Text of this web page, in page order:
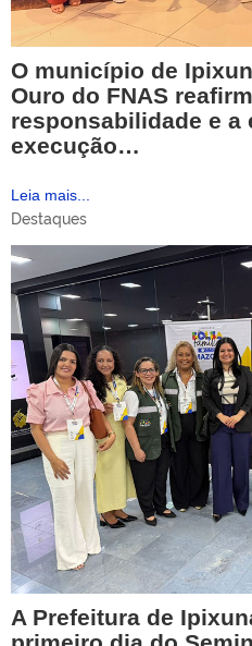
O município de
Ouro do FNAS
responsabilidade e a
execução…
Leia mais...
Destaques
A Prefeitura de